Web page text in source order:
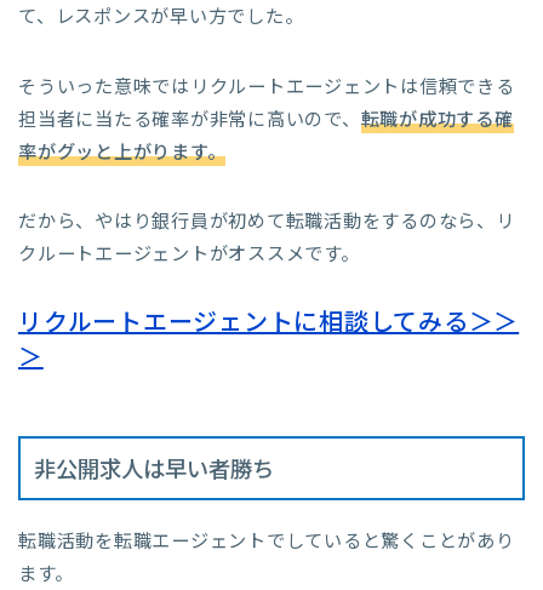
て、レスポンスが早い方でした。
そういった意味ではリクルートエージェントは信頼できる
担当者に当たる確率が非常に高いので、 転職が成功する確
率がグッと上がります。
だから、やはり銀行員が初めて転職活動をするのなら、リ
クルートエージェントがオススメです。
リクルートエージェントに相談してみる＞＞
＞
非公開求人は早い者勝ち
転職活動を転職エージェントでしていると驚くことがあり
ます。